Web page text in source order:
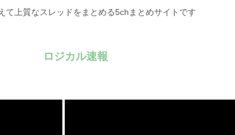
て上質なスレッドをまとめる5chまとめサイトです
ロジカル速報